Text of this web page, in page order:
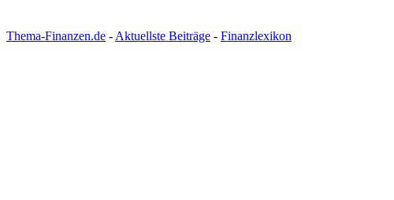
Thema-Finanzen.de - Aktuellste Beiträge - Finanzlexikon